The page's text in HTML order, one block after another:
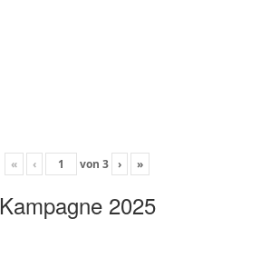
« ‹ von 3 › »
Kampagne 2025